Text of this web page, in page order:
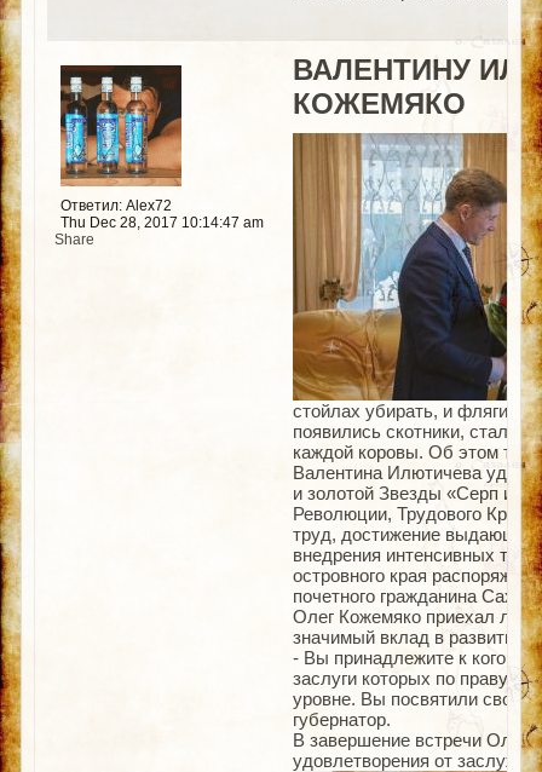
Ответил: Alex72
Thu Dec 28, 2017 10:14:47 am
Share
ВАЛЕНТИНУ
КОЖЕМЯКО
стойлах убирать, и фляги с
появились скотники, стало
каждой коровы. Об этом
Валентина Илютичева
и золотой Звезды «Серп и
Революции, Трудового
труд, достижение
внедрения интенсивных
островного края
почетного гражданина
Олег Кожемяко приехал
значимый вклад в развитие
- Вы принадлежите к
заслуги которых по праву
уровне. Вы посвятили свою
губернатор.
В завершение встречи Олег
удовлетворения от